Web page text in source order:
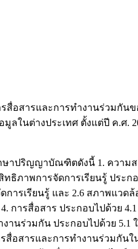
รสื่อสารและการทำงานร่วม
นต่างประเทศ ตั้งแต่ปี ค.ศ.
าปริญญาบัณฑิตดังนี้ 1. ความส
ทธิภาพการจัดการเรียนรู้ ประ
ารเรียนรู้ และ 2.6 สภาพแวด
การสื่อสาร ประกอบไปด้วย
นร่วมกัน ประกอบไปด้วย 5.1
อสารและการทำงานร่วมกันใ